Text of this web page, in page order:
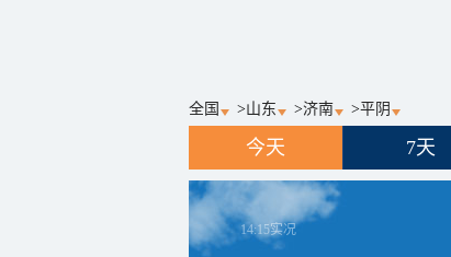
全国 >山东 >济南 >平阴
今天 7天
14:15实况